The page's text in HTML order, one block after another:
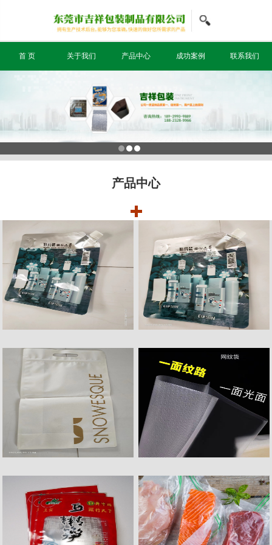
首 页 关于我们 产品中心 成功案例 联系我们
产品中心
搜索